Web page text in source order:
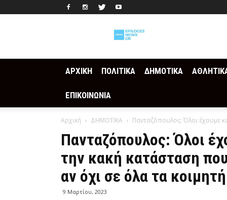
ΑΡΧΙΚΗ ΠΟΛΙΤΙΚΑ ΔΗΜΟΤΙΚΑ
ΕΠΙΚΟΙΝΩΝΙΑ
Αρχική ΔΗΜΟΤΙΚΑ Πανταζόπουλος: Όλοι έχουμε
Πανταζόπουλος: Όλοι
την κακή κατάσταση
αν όχι σε όλα τα
9 Μαρτίου, 2023